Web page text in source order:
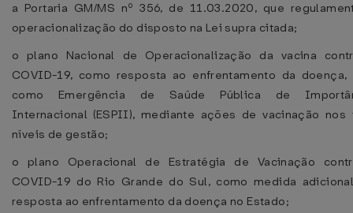
a Portaria GM/MS nº 356, de 11.03.2020, que
operacionalização do disposto na Lei supra citada;
o plano Nacional de Operacionalização da vacina
COVID-19, como resposta ao enfrentamento da doença,
como Emergência de Saúde Pública de
Internacional (ESPII), mediante ações de vacinação nos
níveis de gestão;
o plano Operacional de Estratégia de Vacinação
COVID-19 do Rio Grande do Sul, como medida
resposta ao enfrentamento da doença no Estado;